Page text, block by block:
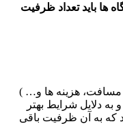
ها باید تعداد ظرفیت
مسافت، هزینه ها و… )
دلایل شرایط بهتر
که به آن ظرفیت باقی